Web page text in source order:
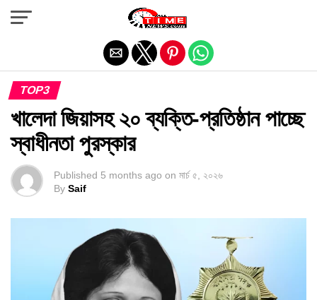
TOP3
খালেদা জিয়াসহ ২০ ব্যক্তি-প্রতিষ্ঠান পাচ্ছে
স্বাধীনতা পুরস্কার
Published 5 months ago on মার্চ ৫, ২০২৬
By Saif
Exit mobile version